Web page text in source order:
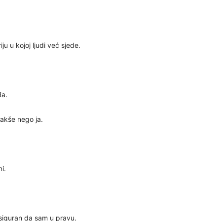
u kojoj ljudi već sjede.
nego ja.
da sam u pravu.